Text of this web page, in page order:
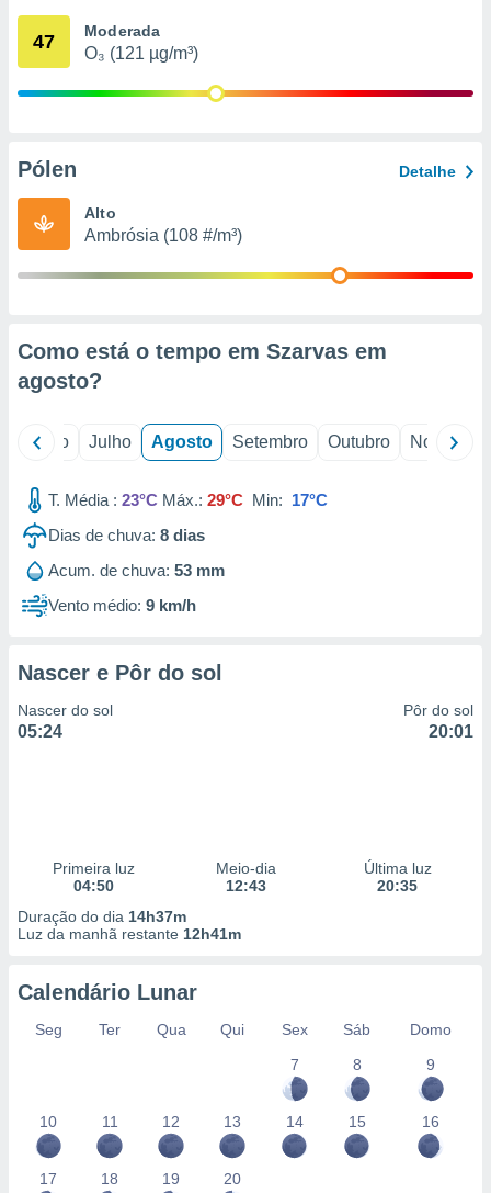
através
estudos
1199
47 Moderada
O₃ (121 µg/m³)
Pólen Detalhe
Alto
Ambrósia (108 #/m³)
Como está o tempo em Szarvas em
agosto?
Junho Julho Agosto Setembro Outubro Novembro
T. Média : 23°C Máx.: 29°C Min: 17°C
Dias de chuva: 8 dias
Acum. de chuva: 53 mm
Vento médio: 9 km/h
Nascer e Pôr do sol
Nascer do sol
05:24
Pôr do sol
20:01
Primeira luz
04:50
Meio-dia
12:43
Última luz
20:35
Duração do dia 14h37m
Luz da manhã restante 12h41m
Calendário Lunar
Seg Ter Qua Qui Sex Sáb
Domo
7
8 9
10 11 12 13 14 15 16
17 18 19 20